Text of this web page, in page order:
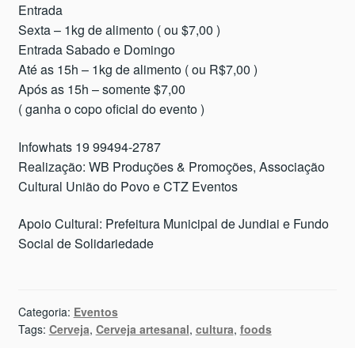
Entrada
Sexta – 1kg de alimento ( ou $7,00 )
Entrada Sabado e Domingo
Até as 15h – 1kg de alimento ( ou R$7,00 )
Após as 15h – somente $7,00
( ganha o copo oficial do evento )
Infowhats 19 99494-2787
Realização: WB Produções & Promoções, Associação
Cultural União do Povo e CTZ Eventos
Apoio Cultural: Prefeitura Municipal de Jundiai e Fundo
Social de Solidariedade
Categoria: Eventos
Tags: Cerveja, Cerveja artesanal, cultura, foods